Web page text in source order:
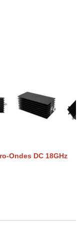
Ondes DC 18GHz